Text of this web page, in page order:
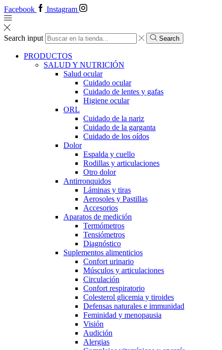
Facebook Instagram
Search input Search
PRODUCTOS
SALUD Y NUTRICIÓN
Salud ocular
Cuidado ocular
Cuidado de lentes y gafas
Higiene ocular
ORL
​​Cuidado de la nariz
​​Cuidado de la garganta
​​Cuidado de los oídos
Dolor
Espalda y cuello
Rodillas y articulaciones
Otro dolor
Antirronquidos
Láminas y tiras
Aerosoles y Pastillas
Accesorios
Aparatos de medición
Termómetros
Tensiómetros
Diagnóstico
Suplementos alimenticios
Confort urinario
Músculos y articulaciones
Circulación
Confort respiratorio
Colesterol glicemia y tiroides
Defensas naturales e immunidad
Feminidad y menopausia
Visión
Audición
Alergias